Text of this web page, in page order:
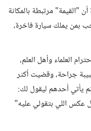
"القيمة" مرتبطة بالمكانة
بمن يملك سيارة فاخرة،
العلماء وأهل العلم،
جراحة، وقضيت أكثر
يأتي أحدهم ليقول لك:
عكس اللي بتقولي عليه"